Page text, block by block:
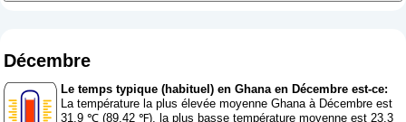
Décembre
Le temps typique (habituel) en Ghana en Décembre est-ce:
La température la plus élevée moyenne Ghana à Décembre est
31.9 ℃ (89.42 ℉). la plus basse température moyenne est 23.3